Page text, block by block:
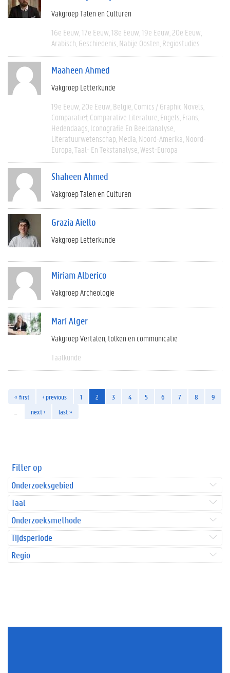
Vakgroep Talen en Culturen
16e Eeuw 17e Eeuw 18e Eeuw 19e Eeuw 20e Eeuw
Arabisch Geschiedenis Nabije Oosten Regiostudies
Maaheen Ahmed
Vakgroep Letterkunde
19e Eeuw 20e Eeuw België Comics / Graphic Novels
Comparatief Comparative Literature Engels Frans
Hedendaags Iconografie En Beeldanalyse
Literatuurwetenschap Media Noord-Amerika Noord-
Europa Taal- En Tekstanalyse West-Europa
Shaheen Ahmed
Vakgroep Talen en Culturen
Grazia Aiello
Vakgroep Letterkunde
Miriam Alberico
Vakgroep Archeologie
Mari Alger
Vakgroep Vertalen, tolken en communicatie
Taalkunde
« first ‹ previous 1 2 3 4 5 6 7 8
9
next › last »
Filter op
Onderzoeksgebied
Taal
Onderzoeksmethode
Tijdsperiode
Regio